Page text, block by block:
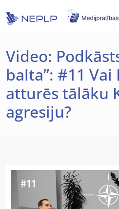
Video:
balta”: #11 Vai
atturēs tālāku
agresiju?